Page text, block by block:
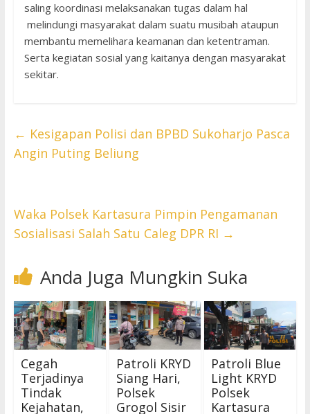
saling koordinasi melaksanakan tugas dalam hal
melindungi masyarakat dalam suatu musibah ataupun
membantu memelihara keamanan dan ketentraman.
Serta kegiatan sosial yang kaitanya dengan masyarakat
sekitar.
← Kesigapan Polisi dan BPBD Sukoharjo Pasca
Angin Puting Beliung
Waka Polsek Kartasura Pimpin Pengamanan
Sosialisasi Salah Satu Caleg DPR RI →
Anda Juga Mungkin Suka
Cegah
Terjadinya
Tindak
Kejahatan,
Patroli KRYD
Siang Hari,
Polsek
Grogol Sisir
Patroli Blue
Light KRYD
Polsek
Kartasura